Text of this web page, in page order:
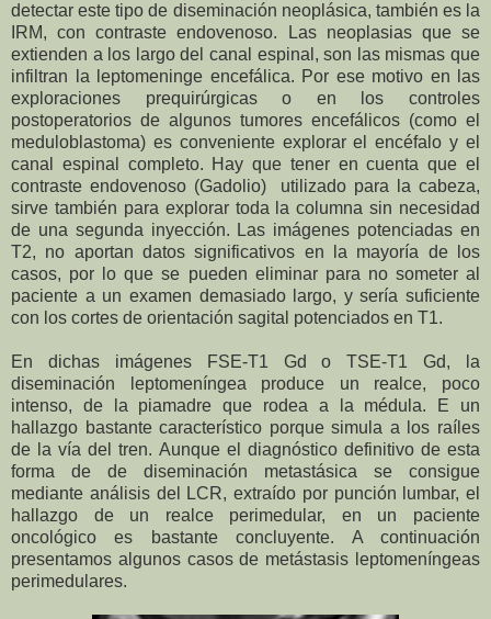
detectar este tipo de diseminación neoplásica, también es la
IRM, con contraste endovenoso. Las neoplasias que se
extienden a los largo del canal espinal, son las mismas que
infiltran la leptomeninge encefálica. Por ese motivo en las
exploraciones prequirúrgicas o en los controles
postoperatorios de algunos tumores encefálicos (como el
meduloblastoma) es conveniente explorar el encéfalo y el
canal espinal completo. Hay que tener en cuenta que el
contraste endovenoso (Gadolio) utilizado para la cabeza,
sirve también para explorar toda la columna sin necesidad
de una segunda inyección. Las imágenes potenciadas en
T2, no aportan datos significativos en la mayoría de los
casos, por lo que se pueden eliminar para no someter al
paciente a un examen demasiado largo, y sería suficiente
con los cortes de orientación sagital potenciados en T1.
En dichas imágenes FSE-T1 Gd o TSE-T1 Gd, la
diseminación leptomeníngea produce un realce, poco
intenso, de la piamadre que rodea a la médula. E un
hallazgo bastante característico porque simula a los raíles
de la vía del tren. Aunque el diagnóstico definitivo de esta
forma de de diseminación metastásica se consigue
mediante análisis del LCR, extraído por punción lumbar, el
hallazgo de un realce perimedular, en un paciente
oncológico es bastante concluyente. A continuación
presentamos algunos casos de metástasis leptomeníngeas
perimedulares.